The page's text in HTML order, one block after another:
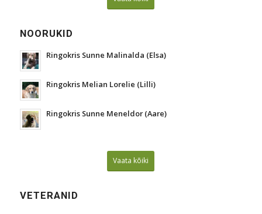
NOORUKID
Ringokris Sunne Malinalda (Elsa)
Ringokris Melian Lorelie (Lilli)
Ringokris Sunne Meneldor (Aare)
Vaata kõiki
VETERANID